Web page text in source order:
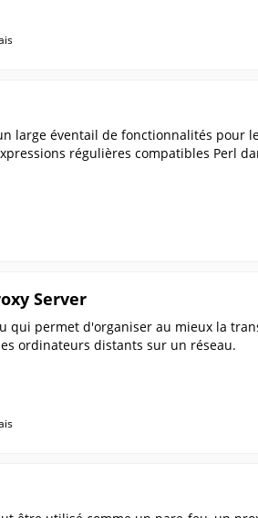
large éventail de fonctionnalités pour
régulières compatibles Perl
Server
qui permet d'organiser au mieux la
ordinateurs distants sur un réseau.